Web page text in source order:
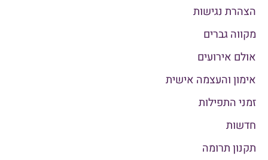
הצהרת נגישות
מקווה גברים
אולם אירועים
אימון והעצמה אישית
זמני התפילות
חדשות
תקנון תרומה